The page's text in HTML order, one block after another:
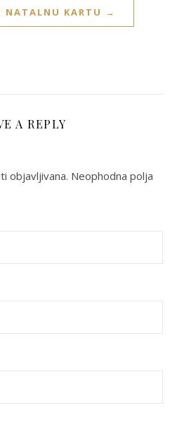
NATALNU KARTU →
A REPLY
objavljivana. Neophodna polja